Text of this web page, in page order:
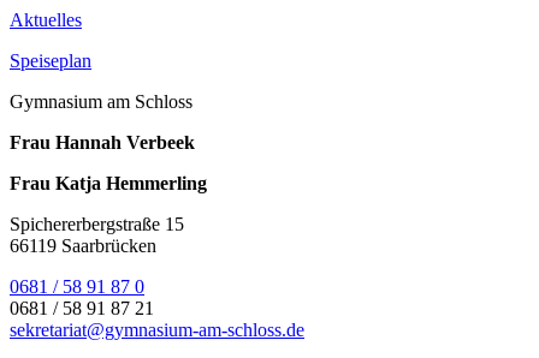
Aktuelles
Speiseplan
Gymnasium am Schloss
Frau Hannah Verbeek
Frau Katja Hemmerling
Spichererbergstraße 15
66119 Saarbrücken
0681 / 58 91 87 0
0681 / 58 91 87 21
sekretariat@gymnasium-am-schloss.de